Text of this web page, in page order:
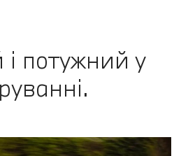
і потужний у